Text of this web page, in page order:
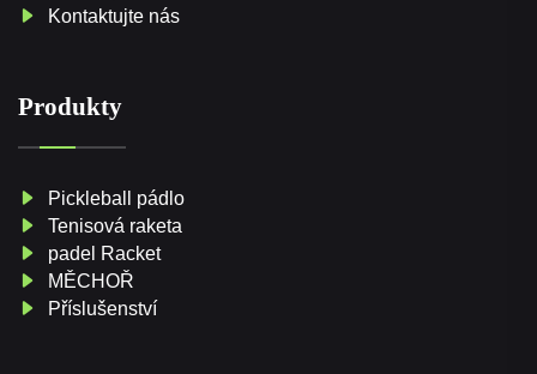
Kontaktujte nás
Produkty
Pickleball pádlo
Tenisová raketa
padel Racket
MĚCHOŘ
Příslušenství